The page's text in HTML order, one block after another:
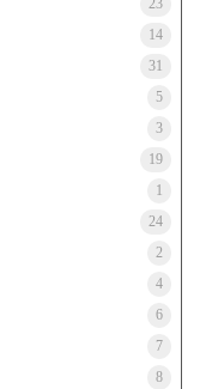
23
14
31
5
3
19
1
24
2
4
6
7
8